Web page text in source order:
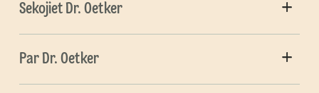
Sekojiet Dr. Oetker
Par Dr. Oetker